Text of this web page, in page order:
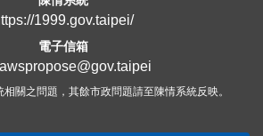
1999.gov.taipei/
電子信箱
關之問題，其餘市政問題請至陳情系統反映。